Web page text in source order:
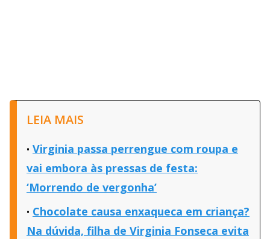
LEIA MAIS
Virginia passa perrengue com roupa e
vai embora às pressas de festa:
‘Morrendo de vergonha’
Chocolate causa enxaqueca em criança?
Na dúvida, filha de Virginia Fonseca evita